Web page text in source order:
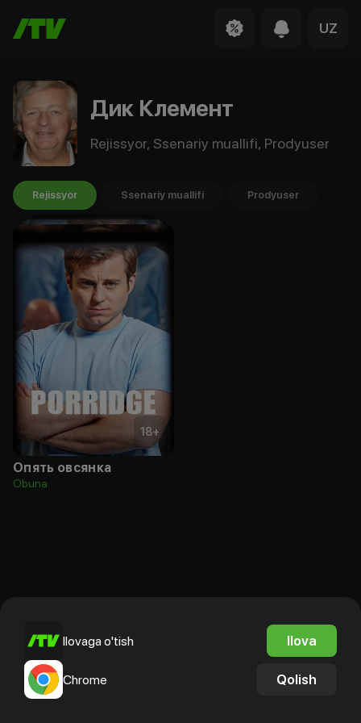
UZ
Дик Клемент
Rejissyor, Ssenariy muallifi, Prodyuser
Rejissyor Ssenariy muallifi Prodyuser
18+
Опять овсянка
Obuna
Ilovaga o'tish Ilova
Chrome Qolish